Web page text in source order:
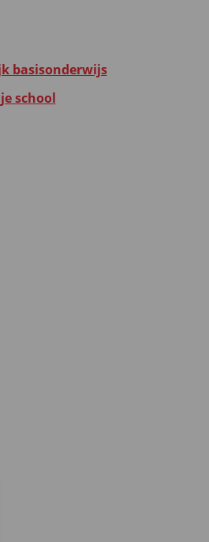
basisonderwijs
school